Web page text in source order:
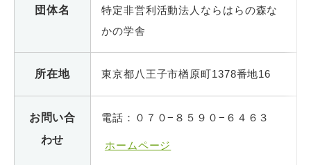
団体名
特定非営利活動法人ならはらの森な
かの学舎
所在地 東京都八王子市楢原町1378番地16
お問い合
わせ
電話：０７０−８５９０−６４６３
ホームページ